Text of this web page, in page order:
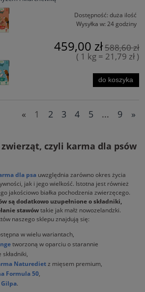
Dostępność: duża ilość
Wysyłka w: 24 godziny
459,00 zł588,60 zł
( 1 kg = 21,79 zł )
do koszyka
« 1 2 3 4 5 ... 9 »
czyli karma dla psów
dla psa uwzględnia zarówno okres życia
jak i jego wielkość. Istotna jest również
jakościowo białka pochodzenia zwierzęcego.
są dodatkowo uzupełnione o składniki,
stawówtakie jak małż nowozelandzki.
naszego sklepu znajdują się:
w wielu wariantach,
tworzoną w oparciu o starannie
Naturedietz mięsem premium,
Formula 50,
.